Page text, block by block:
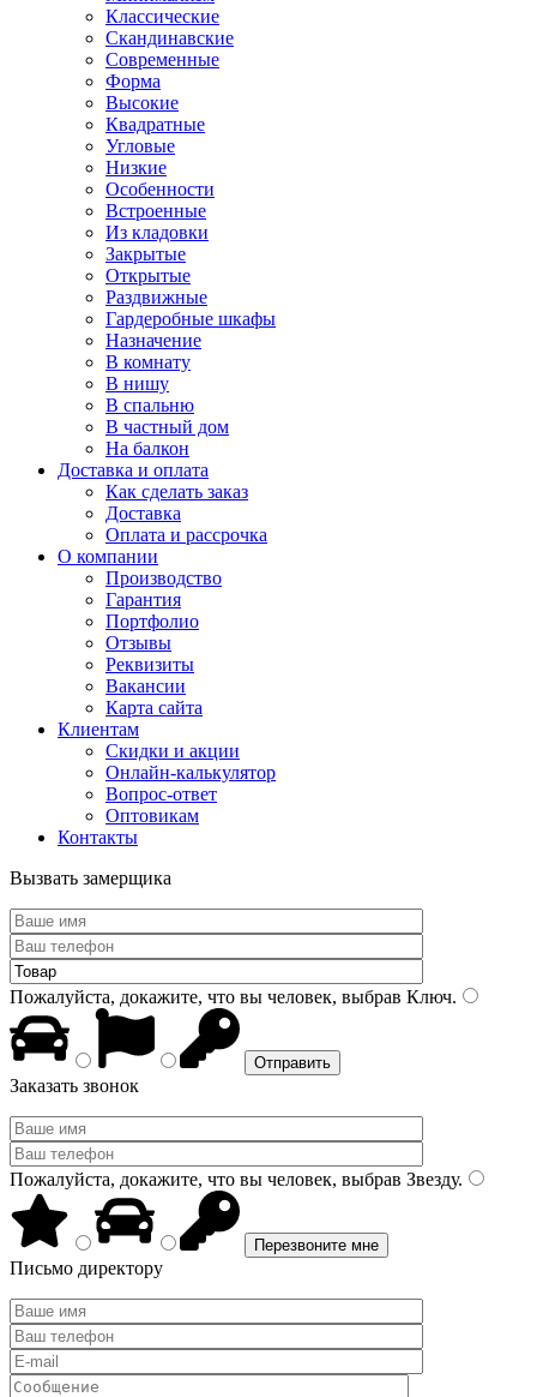
Классические
Скандинавские
Современные
Форма
Высокие
Квадратные
Угловые
Низкие
Особенности
Встроенные
Из кладовки
Закрытые
Открытые
Раздвижные
Гардеробные шкафы
Назначение
В комнату
В нишу
В спальню
В частный дом
На балкон
Доставка и оплата
Как сделать заказ
Доставка
Оплата и рассрочка
О компании
Производство
Гарантия
Портфолио
Отзывы
Реквизиты
Вакансии
Карта сайта
Клиентам
Скидки и акции
Онлайн-калькулятор
Вопрос-ответ
Оптовикам
Контакты
Вызвать замерщика
Пожалуйста, докажите, что вы человек, выбрав Ключ.
Заказать звонок
Пожалуйста, докажите, что вы человек, выбрав Звезду.
Письмо директору